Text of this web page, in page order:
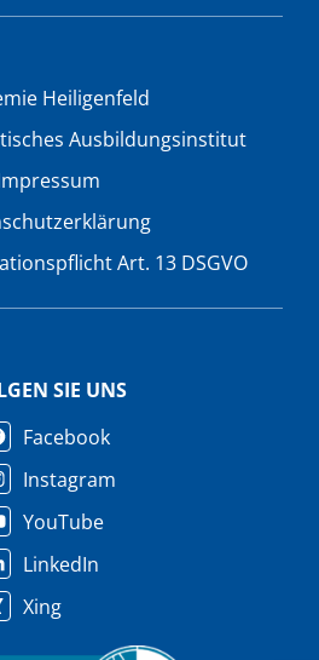
Heiligenfeld
Ausbildungsinstitut
Art. 13 DSGVO
SIE UNS
Facebook
Instagram
YouTube
LinkedIn
Xing